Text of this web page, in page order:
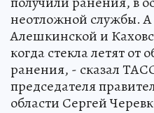
неотложной службы.
Алешкинской и
когда стекла летят от
ранения, - сказал
председателя
области Сергей